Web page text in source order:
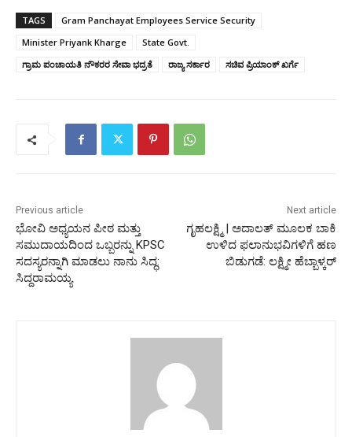
TAGS
Gram Panchayat Employees Service Security
Minister Priyank Kharge
State Govt.
ಗ್ರಾಮ ಪಂಚಾಯತಿ ನೌಕರರ ಸೇವಾ ಭದ್ರತೆ
ರಾಜ್ಯ ಸರ್ಕಾರ ಸಚಿವ ಪ್ರಿಯಾಂಕ್‌ ಖರ್ಗೆ
Previous article
ಭೋವಿ ಅಧ್ಯಯನ ಪೀಠ ಮತ್ತು
ಸಮುದಾಯದಿಂದ ಒಬ್ಬರನ್ನು KPSC
ಸದಸ್ಯರನ್ನಾಗಿ ಮಾಡಲು ನಾನು ಸಿದ್ಧ:
ಸಿದ್ದರಾಮಯ್ಯ
Next article
ಗೃಹಲಕ್ಷ್ಮಿ | ಅದಾಲತ್ ಮೂಲಕ ಬಾಕಿ
ಉಳಿದ ಫಲಾನುಭವಿಗಳಿಗೆ ಹಣ
ಬಿಡುಗಡೆ: ಲಕ್ಷ್ಮೀ ಹೆಬ್ಬಾಳ್ಕರ್